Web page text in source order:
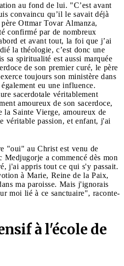
au fond de lui. "C’est avant
convaincu qu’il le savait déjà
Ottmar Tovar Almanza,
confirmé par de nombreux
et avant tout, la foi que j’ai
la théologie, c’est donc une
sa spiritualité est aussi marquée
de son premier curé, le père
toujours son ministère dans
eu une influence.
sacerdotale véritablement
amoureux de son sacerdoce,
la Sainte Vierge, amoureux de
véritable passion, et enfant, j'ai
"oui" au Christ est venu de
a commencé dès mon
j'ai appris tout ce qui s'y passait.
à Marie, Reine de la Paix,
ma paroisse. Mais j'ignorais
moi lié à ce sanctuaire", raconte-
à l'école de